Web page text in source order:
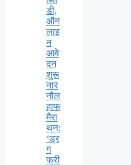
डी,
ऑन
लाइ
न
आवे
दन
शुरू
नार
नौल
हाफ
मैरा
थन:
‘ड्र
ग
फ्री